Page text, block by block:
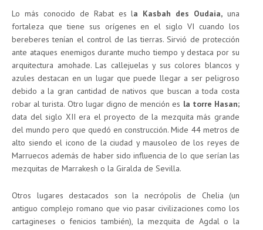
Lo más conocido de Rabat es la Kasbah des Oudaia, una
fortaleza que tiene sus orígenes en el siglo VI cuando los
bereberes tenían el control de las tierras. Sirvió de protección
ante ataques enemigos durante mucho tiempo y destaca por su
arquitectura amohade. Las callejuelas y sus colores blancos y
azules destacan en un lugar que puede llegar a ser peligroso
debido a la gran cantidad de nativos que buscan a toda costa
robar al turista. Otro lugar digno de mención es la torre Hasan;
data del siglo XII era el proyecto de la mezquita más grande
del mundo pero que quedó en construcción. Mide 44 metros de
alto siendo el icono de la ciudad y mausoleo de los reyes de
Marruecos además de haber sido influencia de lo que serían las
mezquitas de Marrakesh o la Giralda de Sevilla.
Otros lugares destacados son la necrópolis de Chelia (un
antiguo complejo romano que vio pasar civilizaciones como los
cartagineses o fenicios también), la mezquita de Agdal o la